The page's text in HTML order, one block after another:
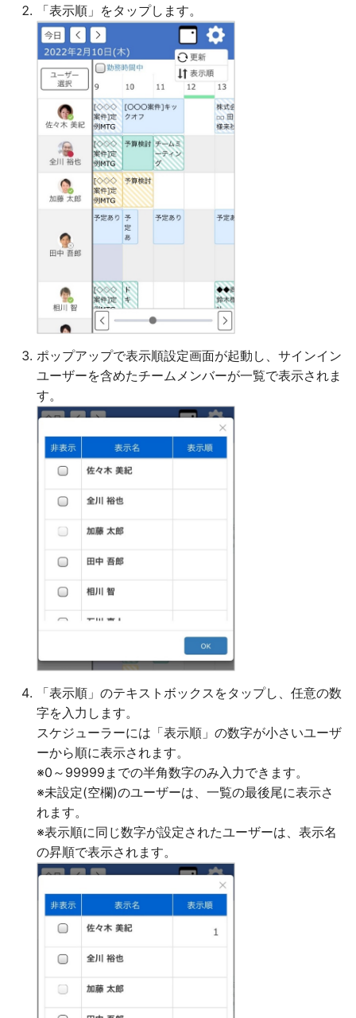
「表示順」をタップします。
ポップアップで表示順設定画面が起動し、サインイン
ユーザーを含めたチームメンバーが一覧で表示されま
す。
「表示順」のテキストボックスをタップし、任意の数
字を入力します。
スケジューラーには「表示順」の数字が小さいユーザ
ーから順に表示されます。
※0～99999までの半角数字のみ入力できます。
※未設定(空欄)のユーザーは、一覧の最後尾に表示さ
れます。
※表示順に同じ数字が設定されたユーザーは、表示名
の昇順で表示されます。